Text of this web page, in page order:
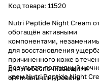
Код товара: 11520
Nutri Peptide Night Cream
обогащён активными
компонентами,
для восстановления
причиненного коже в
дня и обеспечивающими
оптимальный уровень
Результат: пептидный
крем Nutri Peptide Night